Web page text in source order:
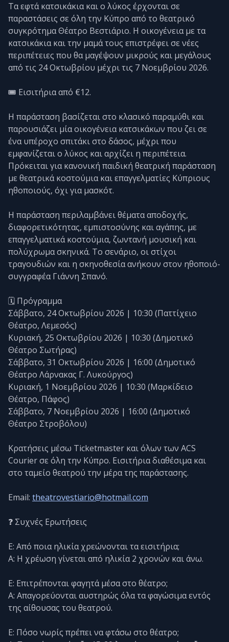
Τα εφτά κατσικάκια και ο λύκος έρχονται σε
παραστάσεις σε όλη την Κύπρο από το θεατρικό
συγκρότημα Θέατρο Βεστιάριο. Η οικογένεια με τα
κατσικάκια και την μαμά τους επιστρέφει σε νέες
περιπέτειες που θα μαγέψουν μικρούς και μεγάλους
από τις 24 Οκτωβρίου μέχρι τις 7 Νοεμβρίου 2026.
🎟️ Εισιτήρια από €12.
Η παράσταση βασίζεται στο κλασικό παραμύθι και
παρουσιάζει μία οικογένεια κατσικάκων που ζει σε
ένα υπέροχο σπιτάκι στο δάσος, μέχρι που
εμφανίζεται ο λύκος και αρχίζει η περιπέτεια.
Πρόκειται για κανονική παιδική θεατρική παράσταση
με θεατρικά κοστούμια και επαγγελματίες Κύπριους
ηθοποιούς, όχι για μασκότ.
Η παράσταση περιλαμβάνει θέματα αποδοχής,
διαφορετικότητας, εμπιστοσύνης και αγάπης, με
επαγγελματικά κοστούμια, ζωντανή μουσική και
πολύχρωμα σκηνικά. Το σενάριο, οι στίχοι
τραγουδιών και η σκηνοθεσία ανήκουν στον ηθοποιό-
συγγραφέα Γιάννη Σπανό.
🗓️ Πρόγραμμα
Σάββατο, 24 Οκτωβρίου 2026 | 10:30 (Παττίχειο
Θέατρο, Λεμεσός)
Κυριακή, 25 Οκτωβρίου 2026 | 10:30 (Δημοτικό
Θέατρο Σωτήρας)
Σάββατο, 31 Οκτωβρίου 2026 | 16:00 (Δημοτικό
Θέατρο Λάρνακας Γ. Λυκούργος)
Κυριακή, 1 Νοεμβρίου 2026 | 10:30 (Μαρκίδειο
Θέατρο, Πάφος)
Σάββατο, 7 Νοεμβρίου 2026 | 16:00 (Δημοτικό
Θέατρο Στροβόλου)
Κρατήσεις μέσω Ticketmaster και όλων των ACS
Courier σε όλη την Κύπρο. Εισιτήρια διαθέσιμα και
στο ταμείο θεατρού την μέρα της παράστασης.
Email: theatrovestiario@hotmail.com
❓ Συχνές Ερωτήσεις
Ε: Από ποια ηλικία χρεώνονται τα εισιτήρια;
Α: Η χρέωση γίνεται από ηλικία 2 χρονών και άνω.
Ε: Επιτρέπονται φαγητά μέσα στο θέατρο;
Α: Απαγορεύονται αυστηρώς όλα τα φαγώσιμα εντός
της αίθουσας του θεατρού.
Ε: Πόσο νωρίς πρέπει να φτάσω στο θέατρο;